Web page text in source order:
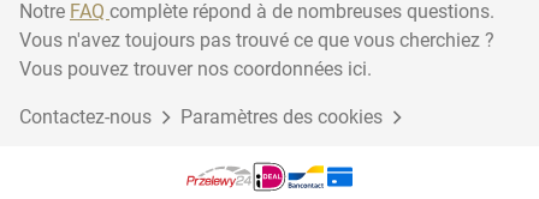
Récolteuses-hacheuses
Notre FAQ complète répond à de nombreuses questions.
Vous n'avez toujours pas trouvé ce que vous cherchiez ?
Vous pouvez trouver nos coordonnées ici.
Contactez-nous Paramètres des cookies